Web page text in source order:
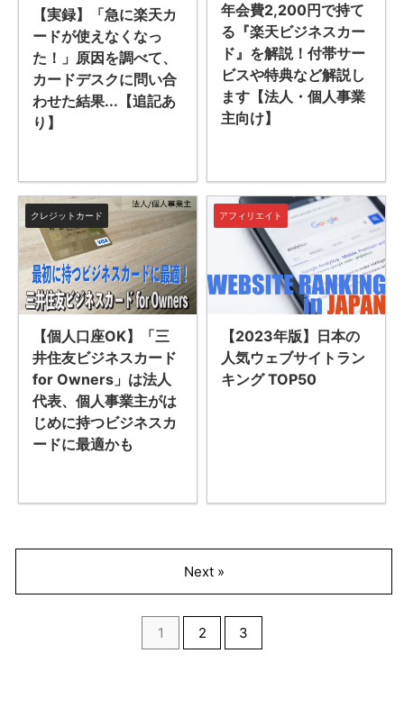
【実録】「急に楽天カ
ードが使えなくなっ
た！」原因を調べて、
カードデスクに問い合
わせた結果...【追記あ
り】
年会費2,200円で持て
る『楽天ビジネスカー
ド』を解説！付帯サー
ビスや特典など解説し
ます【法人・個人事業
主向け】
クレジットカード
【個人口座OK】「三
井住友ビジネスカード
for Owners」は法人
代表、個人事業主がは
じめに持つビジネスカ
ードに最適かも
アフィリエイト
【2023年版】日本の
人気ウェブサイトラン
キング TOP50
1 2 3
Next »